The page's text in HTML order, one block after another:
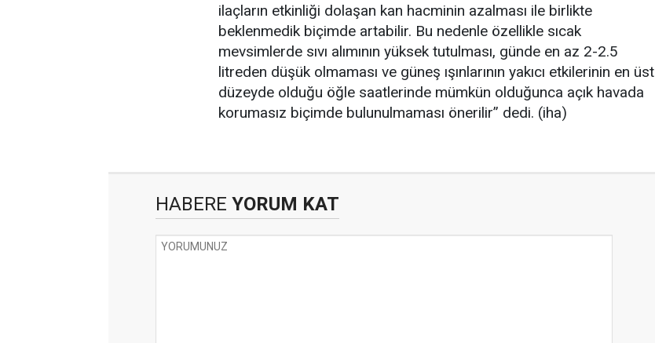
ilaçların etkinliği dolaşan kan hacminin azalması ile birlikte
beklenmedik biçimde artabilir. Bu nedenle özellikle sıcak
mevsimlerde sıvı alımının yüksek tutulması, günde en az 2-2.5
litreden düşük olmaması ve güneş ışınlarının yakıcı etkilerinin en üst
düzeyde olduğu öğle saatlerinde mümkün olduğunca açık havada
korumasız biçimde bulunulmaması önerilir” dedi. (iha)
HABERE YORUM KAT